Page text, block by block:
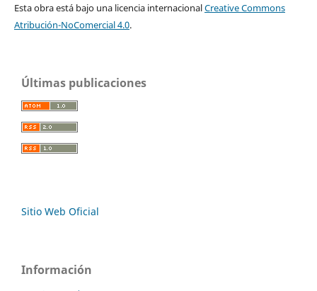
Esta obra está bajo una licencia internacionalCreative Commons
Atribución-NoComercial 4.0.
Últimas publicaciones
Sitio Web Oficial
Información